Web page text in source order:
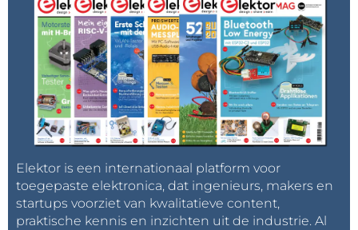
Elektor is een internationaal platform voor
toegepaste elektronica, dat ingenieurs, makers en
startups voorziet van kwalitatieve content,
praktische kennis en inzichten uit de industrie. Al